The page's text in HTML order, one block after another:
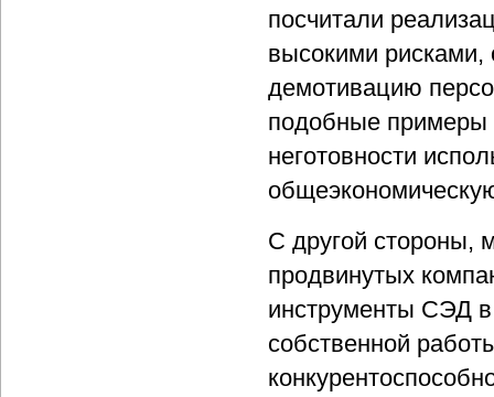
посчитали
высокими рисками,
демотивацию
подобные примеры
неготовности
С другой стороны,
продвинутых
инструменты СЭД
собственной